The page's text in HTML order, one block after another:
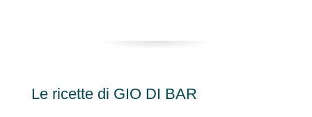
Le ricette di GIO DI BAR